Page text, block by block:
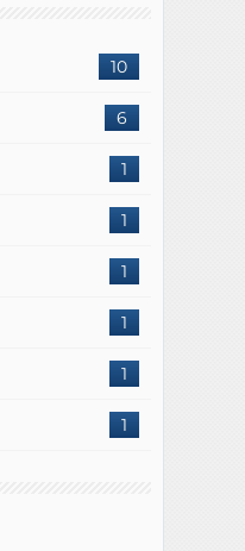
10
6
1
1
1
1
1
1